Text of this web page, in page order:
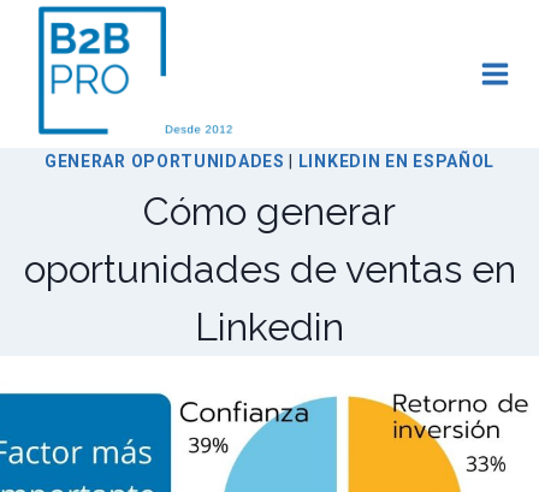
Saltar
contenido
GENERAR OPORTUNIDADES LINKEDIN EN ESPAÑOL
Cómo generar
oportunidades de ventas en
Linkedin